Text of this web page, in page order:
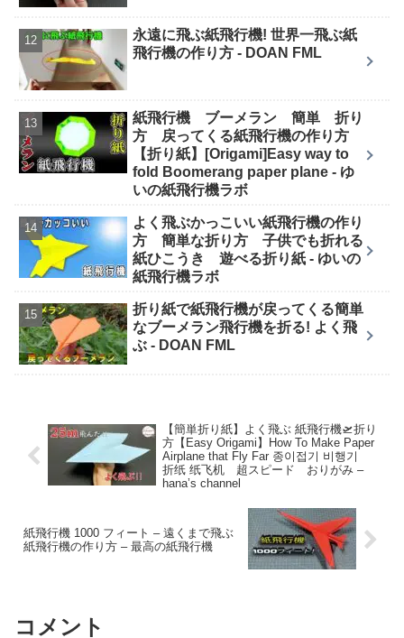
永遠に飛ぶ紙飛行機! 世界一飛ぶ紙
飛行機の作り方 - DOAN FML
紙飛行機 ブーメラン 簡単 折り
方 戻ってくる紙飛行機の作り方
【折り紙】[Origami]Easy way to
fold Boomerang paper plane - ゆ
いの紙飛行機ラボ
よく飛ぶかっこいい紙飛行機の作り
方 簡単な折り方 子供でも折れる
紙ひこうき 遊べる折り紙 - ゆいの
紙飛行機ラボ
折り紙で紙飛行機が戻ってくる簡単
なブーメラン飛行機を折る! よく飛
ぶ - DOAN FML
【簡単折り紙】よく飛ぶ 紙飛行機🛫折り
方【Easy Origami】How To Make Paper
Airplane that Fly Far 종이접기 비행기
折纸 纸飞机 超スピード おりがみ –
hana’s channel
紙飛行機 1000 フィート – 遠くまで飛ぶ
紙飛行機の作り方 – 最高の紙飛行機
コメント